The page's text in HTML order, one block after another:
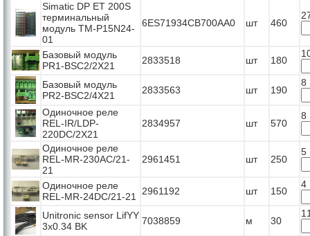
Simatic DP ET 200S
терминальный
модуль TM-P15N24-
01
6ES71934CB700AA0 шт 460
Базовый модуль
PR1-BSC2/2X21
2833518 шт 180
Базовый модуль
PR2-BSC2/4X21
2833563 шт 190
8
Одиночное реле
REL-IR/LDP-
220DC/2X21
2834957 шт 570
8
Одиночное реле
REL-MR-230AC/21-
21
2961451 шт 250
5
Одиночное реле
REL-MR-24DC/21-21
2961192 шт 150
4
Unitronic sensor LifYY
3x0.34 BK
7038859 м 30